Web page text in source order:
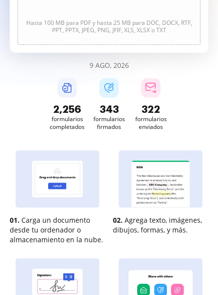
Hasta 100 MB para PDF y hasta 25 MB para DOC, DOCX, RTF,
PPT, PPTX, JPEG, PNG, JFIF, XLS, XLSX o TXT
9 AGO, 2026
2,256
formularios
completados
343
formularios
firmados
322
formularios
enviados
01. Carga un documento
desde tu ordenador o
almacenamiento en la nube.
02. Agrega texto, imágenes,
dibujos, formas, y más.